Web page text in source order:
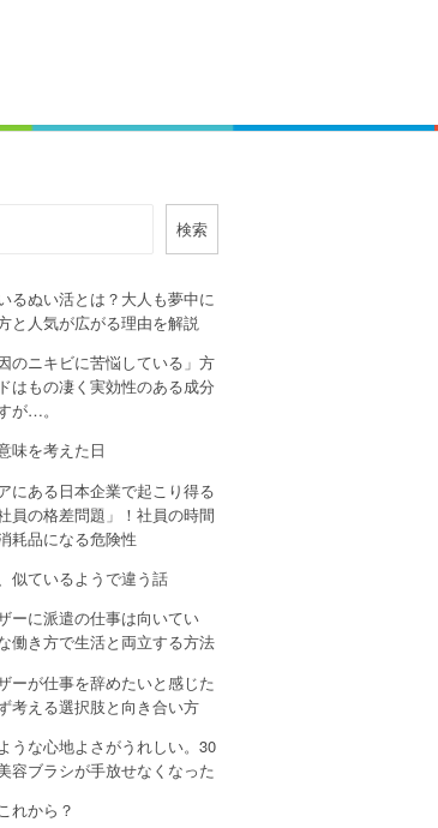
検索
るぬい活とは？大人も夢中に
と人気が広がる理由を解説
のニキビに苦悩している」方
はもの凄く実効性のある成分
が…。
味を考えた日
にある日本企業で起こり得る
員の格差問題」！社員の時間
耗品になる危険性
似ているようで違う話
ーに派遣の仕事は向いてい
働き方で生活と両立する方法
ーが仕事を辞めたいと感じた
考える選択肢と向き合い方
うな心地よさがうれしい。30
容ブラシが手放せなくなった
れから？